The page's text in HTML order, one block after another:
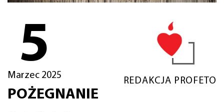
5
Marzec 2025
REDAKCJA PROFETO
POŻEGNANIE